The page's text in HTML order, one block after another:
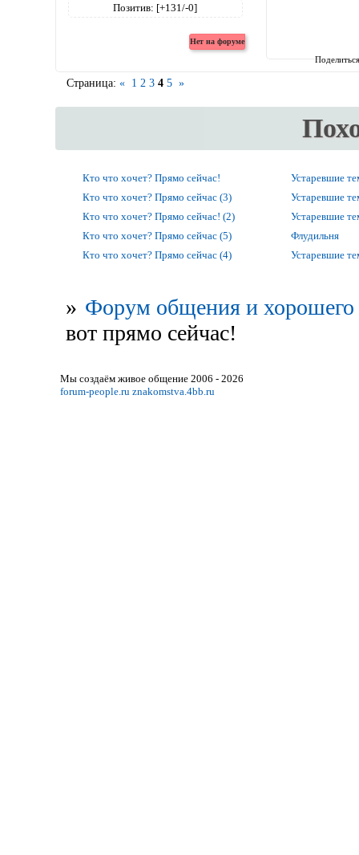
Позитив: [+131/-0]
Страница: « 1 2 3 4 5 »
Кто что хочет? Прямо сейчас!
Устаревшие
Кто что хочет? Прямо сейчас (3)
Устаревшие
Кто что хочет? Прямо сейчас! (2)
Устаревшие
Кто что хочет? Прямо сейчас (5)
Флудильня
Кто что хочет? Прямо сейчас (4)
Устаревшие
» Форум общения и хорошего
вот прямо сейчас!
Мы создаём живое общение 2006 - 2026
forum-people.ru znakomstva.4bb.ru